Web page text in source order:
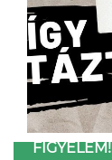
FIGYELEM!